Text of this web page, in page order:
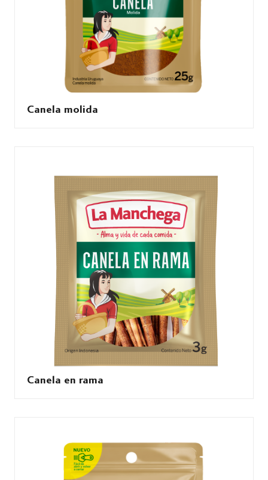
Canela molida
Canela en rama